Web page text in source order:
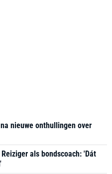
nieuwe onthullingen over
als bondscoach: 'Dát